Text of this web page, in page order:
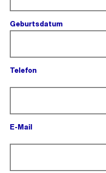
Geburtsdatum
Telefon
E-Mail